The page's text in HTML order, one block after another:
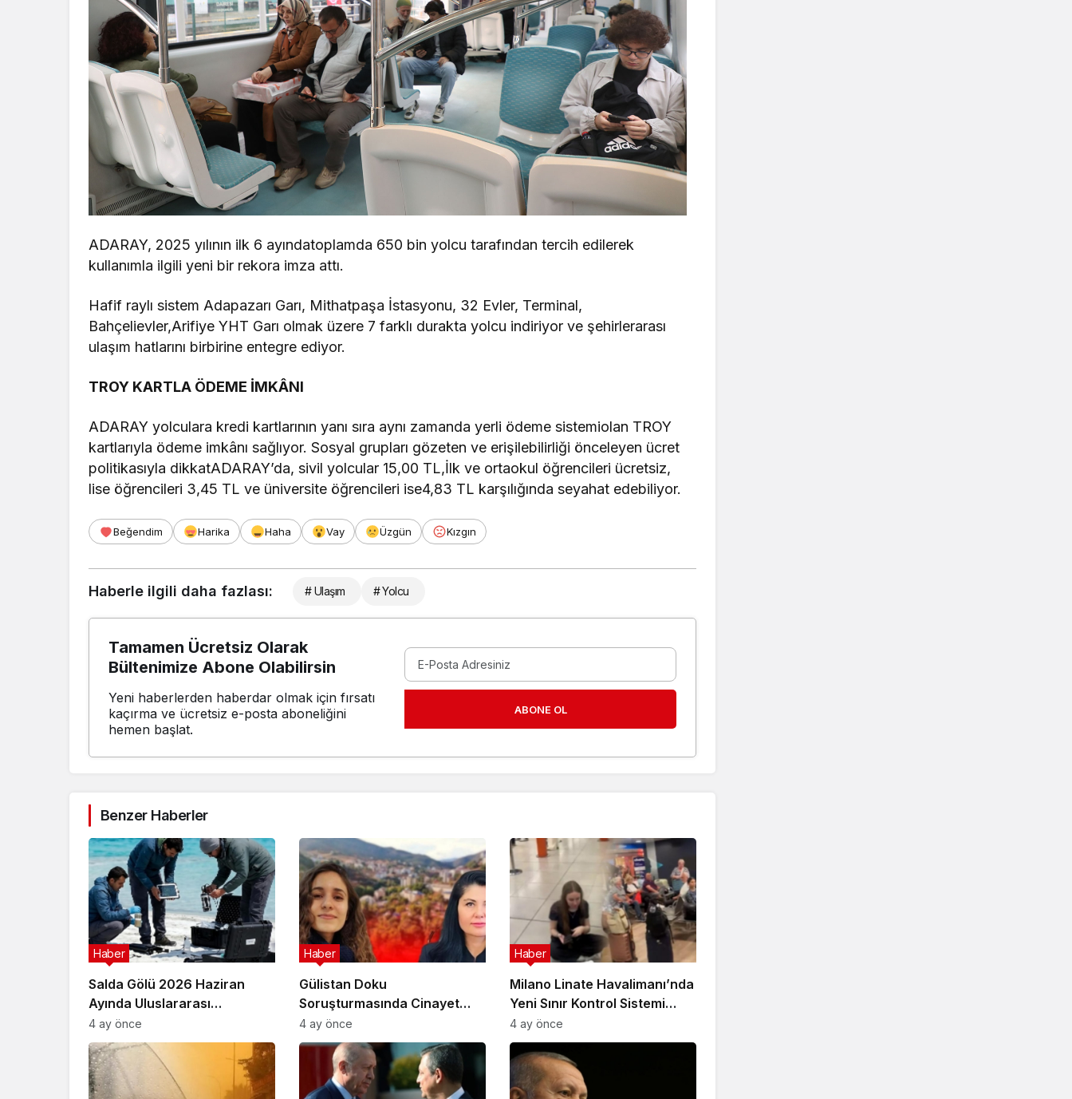
ADARAY, 2025 yılının ilk 6 ayındatoplamda 650 bin yolcu tarafından tercih edilerek
kullanımla ilgili yeni bir rekora imza attı.
Hafif raylı sistem Adapazarı Garı, Mithatpaşa İstasyonu, 32 Evler, Terminal,
Bahçelievler,Arifiye YHT Garı olmak üzere 7 farklı durakta yolcu indiriyor ve şehirlerarası
ulaşım hatlarını birbirine entegre ediyor.
TROY KARTLA ÖDEME İMKÂNI
ADARAY yolculara kredi kartlarının yanı sıra aynı zamanda yerli ödeme sistemiolan TROY
kartlarıyla ödeme imkânı sağlıyor. Sosyal grupları gözeten ve erişilebilirliği önceleyen ücret
politikasıyla dikkatADARAY’da, sivil yolcular 15,00 TL,İlk ve ortaokul öğrencileri ücretsiz,
lise öğrencileri 3,45 TL ve üniversite öğrencileri ise4,83 TL karşılığında seyahat edebiliyor.
Beğendim Harika Haha Vay Üzgün Kızgın
Haberle ilgili daha fazlası: # Ulaşım # Yolcu
Tamamen Ücretsiz Olarak
Bültenimize Abone Olabilirsin
Yeni haberlerden haberdar olmak için fırsatı
kaçırma ve ücretsiz e-posta aboneliğini
hemen başlat.
ABONE OL
Benzer Haberler
Salda Gölü 2026 Haziran
Ayında Uluslararası
Astrobiyoloji Etkinliğine Ev
Sahipliği Yapacak
Haber
4 ay önce
Gülistan Doku
Soruşturmasında Cinayet
Şüphesiyle 7 İlde Eş Zamanlı
Operasyon
Haber
4 ay önce
Milano Linate Havalimanı’nda
Yeni Sınır Kontrol Sistemi
Aksaklıklara Yol Açtı
Haber
4 ay önce